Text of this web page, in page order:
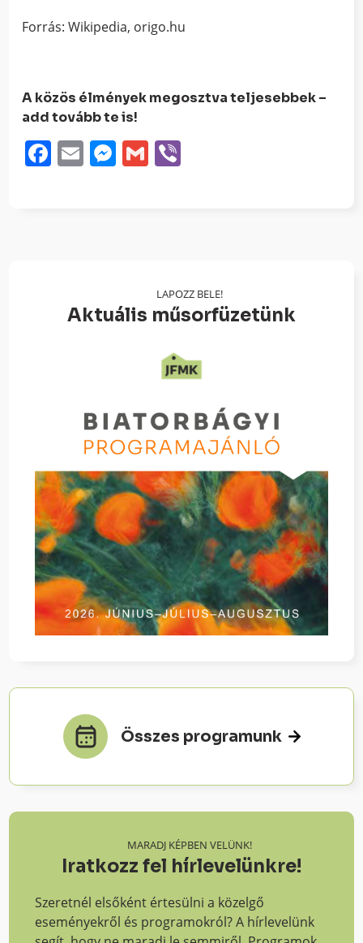
Forrás: Wikipedia, origo.hu
A közös élmények megosztva teljesebbek –
add tovább te is!
Facebook
EmailMessenger
Gmail
LAPOZZ BELE!
Aktuális műsorfüzetünk
Összes programunk
MARADJ KÉPBEN VELÜNK!
Iratkozz fel hírlevelünkre!
Szeretnél elsőként értesülni a közelgő
eseményekről és programokról? A hírlevelünk